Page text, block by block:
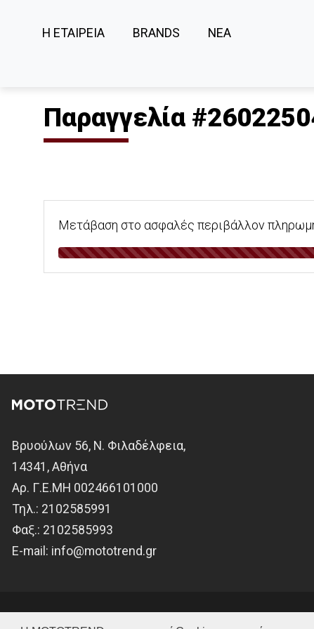
Η ΕΤΑΙΡΕΙΑ BRANDS ΝΕΑ
Παραγγελία
Μετάβαση στο ασφαλές περιβάλλον
Βρυούλων 56, Ν. Φιλαδέλφεια,
14341, Αθήνα
Αρ. Γ.Ε.ΜΗ 002466101000
Τηλ.: 2102585991
Φαξ.: 2102585993
Ε-mail: info@mototrend.gr